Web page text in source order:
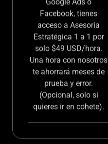
crees newsletters.
Pero si quieres que un
experto se siente
contigo a definir tu
estrategia de tráfico en
Google Ads o
Facebook, tienes
acceso a Asesoría
Estratégica 1 a 1 por
solo $49 USD/hora.
Una hora con nosotros